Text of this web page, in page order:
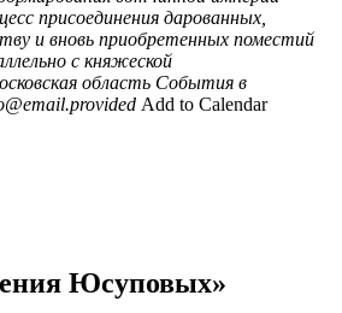
присоединения дарованных,
и вновь приобретенных поместий
с княжеской
область События в
Add to Calendar
Юсуповых»